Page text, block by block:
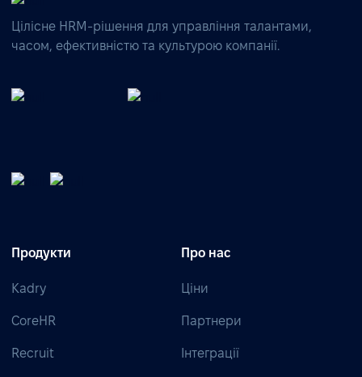
Цілісне HRM-рішення для управління талантами,
часом, ефективністю та культурою компанії.
Продукти
Kadry
CoreHR
Recruit
Про нас
Ціни
Партнери
Інтеграції